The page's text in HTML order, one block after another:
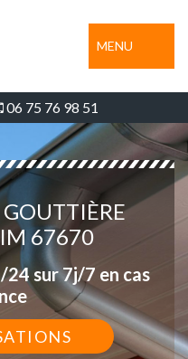
MENU
06 75 76 98 51
GOUTTIÈRE
67670
sur 7j/7 en cas